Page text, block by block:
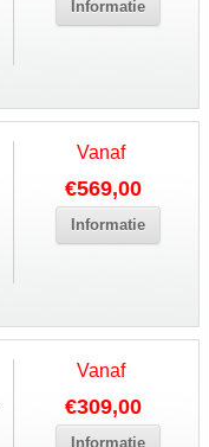
Informatie
Vanaf
€569,00
Informatie
Vanaf
€309,00
Informatie